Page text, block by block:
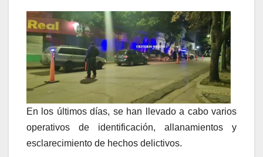
En los últimos días, se han llevado a cabo varios
operativos de identificación, allanamientos y
esclarecimiento de hechos delictivos.